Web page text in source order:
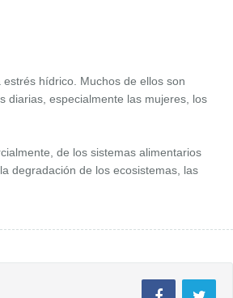
hídrico. Muchos de ellos son
diarias, especialmente las mujeres, los
de los sistemas alimentarios
degradación de los ecosistemas, las